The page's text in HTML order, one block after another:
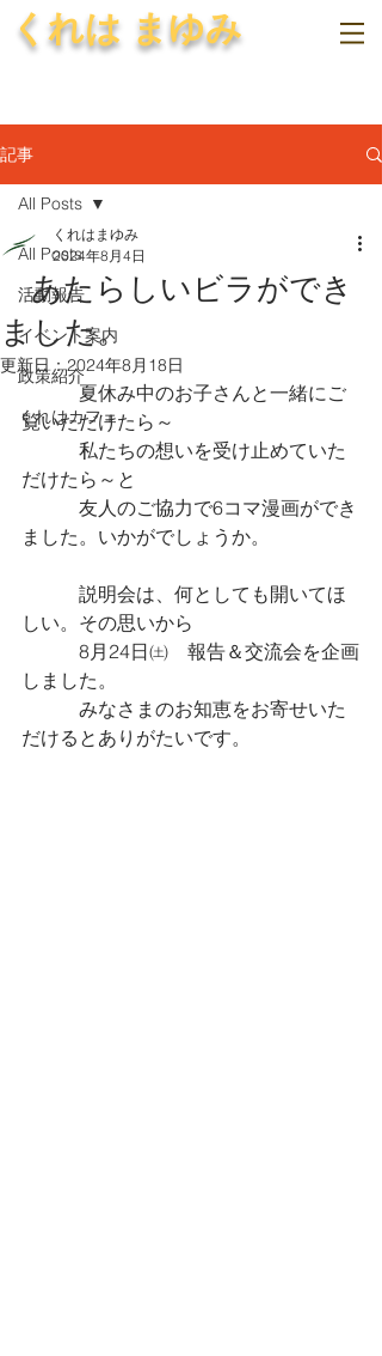
くれは まゆみ
記事
All Posts
活動報告
イベント案内
政策紹介
くれはカフェ
All Posts
あたらしいビラができ
ました。
くれはまゆみ
2024年8月4日
更新日：2024年8月18日
夏休み中のお子さんと一緒にご
覧いただけたら～
私たちの想いを受け止めていた
だけたら～と
友人のご協力で6コマ漫画ができ
ました。いかがでしょうか。
説明会は、何としても開いてほ
しい。その思いから
8月24日㈯　報告＆交流会を企画
しました。
みなさまのお知恵をお寄せいた
だけるとありがたいです。